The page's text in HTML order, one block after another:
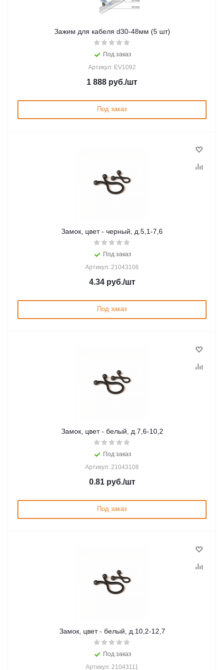
Зажим для кабеля d30-48мм (5 шт)
Под заказ
Артикул: EV1092
1 888 руб./шт
Под заказ
Замок, цвет - черный, д.5,1-7,6
Под заказ
Артикул: 21043106
4.34руб./шт
Под заказ
Замок, цвет - белый, д.7,6-10,2
Под заказ
Артикул: 21043108
0.81руб./шт
Под заказ
Замок, цвет - белый, д.10,2-12,7
Под заказ
Артикул: 21043111